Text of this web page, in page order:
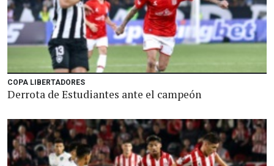
COPA LIBERTADORES
Derrota de Estudiantes ante el campeón